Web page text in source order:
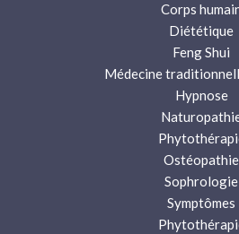
Corps
Diététique
Feng Shui
Médecine
Hypnose
Ostéopathie
Sophrologie
Symptômes